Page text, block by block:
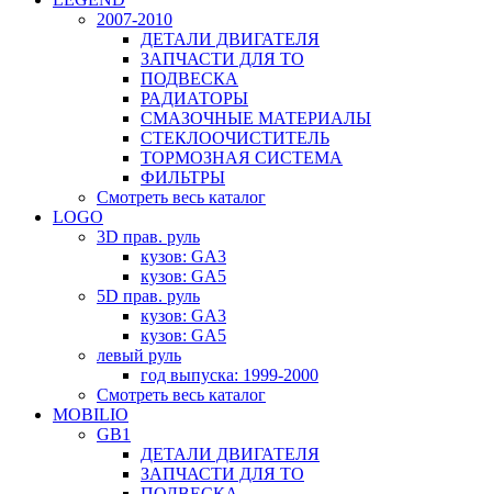
2007-2010
ДЕТАЛИ ДВИГАТЕЛЯ
ЗАПЧАСТИ ДЛЯ ТО
ПОДВЕСКА
РАДИАТОРЫ
СМАЗОЧНЫЕ МАТЕРИАЛЫ
СТЕКЛООЧИСТИТЕЛЬ
ТОРМОЗНАЯ СИСТЕМА
ФИЛЬТРЫ
Смотреть весь каталог
LOGO
3D прав. руль
кузов: GA3
кузов: GA5
5D прав. руль
кузов: GA3
кузов: GA5
левый руль
год выпуска: 1999-2000
Смотреть весь каталог
MOBILIO
GB1
ДЕТАЛИ ДВИГАТЕЛЯ
ЗАПЧАСТИ ДЛЯ ТО